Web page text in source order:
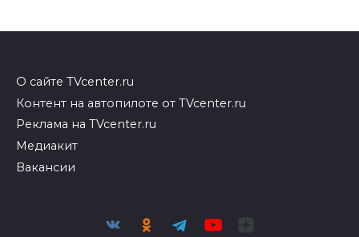
О сайте TVcenter.ru
Контент на автопилоте от TVcenter.ru
Реклама на TVcenter.ru
Медиакит
Вакансии